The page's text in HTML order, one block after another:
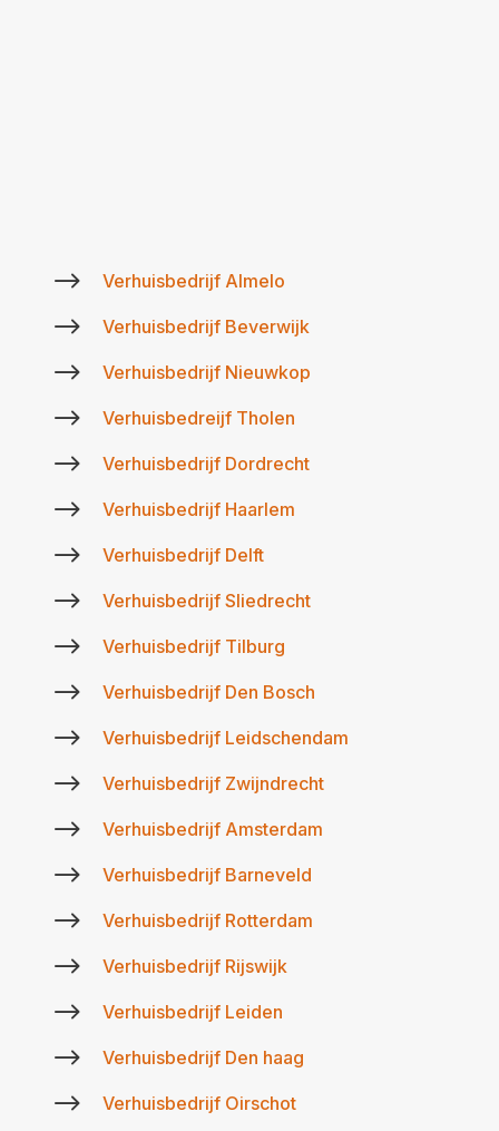
$ Verhuisbedrijf Almelo
$ Verhuisbedrijf Beverwijk
$ Verhuisbedrijf Nieuwkop
$ Verhuisbedreijf Tholen
$ Verhuisbedrijf Dordrecht
$ Verhuisbedrijf Haarlem
$ Verhuisbedrijf Delft
$ Verhuisbedrijf Sliedrecht
$ Verhuisbedrijf Tilburg
$ Verhuisbedrijf Den Bosch
$ Verhuisbedrijf Leidschendam
$ Verhuisbedrijf Zwijndrecht
$ Verhuisbedrijf Amsterdam
$ Verhuisbedrijf Barneveld
$ Verhuisbedrijf Rotterdam
$ Verhuisbedrijf Rijswijk
$ Verhuisbedrijf Leiden
$ Verhuisbedrijf Den haag
$ Verhuisbedrijf Oirschot